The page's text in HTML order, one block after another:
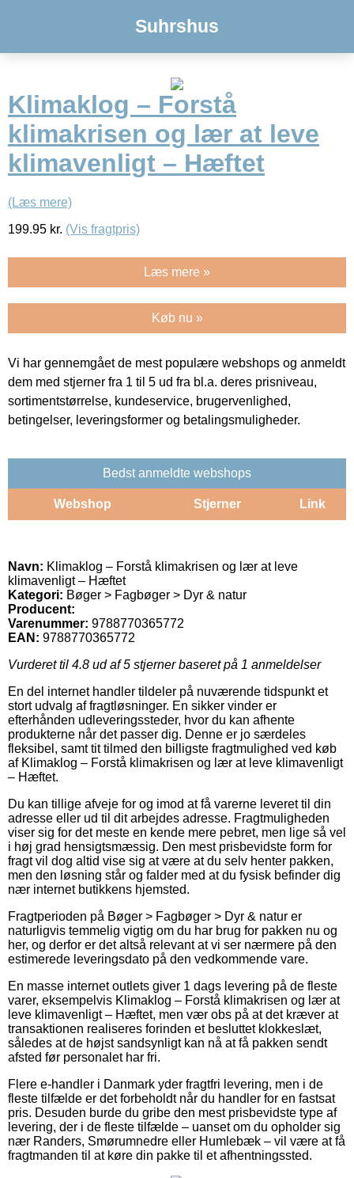
Suhrshus
Klimaklog – Forstå
klimakrisen og lær at leve
klimavenligt – Hæftet
(Læs mere)
199.95 kr. (Vis fragtpris)
Læs mere »
Køb nu »
Vi har gennemgået de mest populære webshops og anmeldt
dem med stjerner fra 1 til 5 ud fra bl.a. deres prisniveau,
sortimentstørrelse, kundeservice, brugervenlighed,
betingelser, leveringsformer og betalingsmuligheder.
Bedst anmeldte webshops
Webshop Stjerner Link
Navn: Klimaklog – Forstå klimakrisen og lær at leve
klimavenligt – Hæftet
Kategori: Bøger > Fagbøger > Dyr & natur
Producent:
Varenummer: 9788770365772
EAN: 9788770365772
Vurderet til 4.8 ud af 5 stjerner baseret på 1 anmeldelser
En del internet handler tildeler på nuværende tidspunkt et
stort udvalg af fragtløsninger. En sikker vinder er
efterhånden udleveringssteder, hvor du kan afhente
produkterne når det passer dig. Denne er jo særdeles
fleksibel, samt tit tilmed den billigste fragtmulighed ved køb
af Klimaklog – Forstå klimakrisen og lær at leve klimavenligt
– Hæftet.
Du kan tillige afveje for og imod at få varerne leveret til din
adresse eller ud til dit arbejdes adresse. Fragtmuligheden
viser sig for det meste en kende mere pebret, men lige så vel
i høj grad hensigtsmæssig. Den mest prisbevidste form for
fragt vil dog altid vise sig at være at du selv henter pakken,
men den løsning står og falder med at du fysisk befinder dig
nær internet butikkens hjemsted.
Fragtperioden på Bøger > Fagbøger > Dyr & natur er
naturligvis temmelig vigtig om du har brug for pakken nu og
her, og derfor er det altså relevant at vi ser nærmere på den
estimerede leveringsdato på den vedkommende vare.
En masse internet outlets giver 1 dags levering på de fleste
varer, eksempelvis Klimaklog – Forstå klimakrisen og lær at
leve klimavenligt – Hæftet, men vær obs på at det kræver at
transaktionen realiseres forinden et besluttet klokkeslæt,
således at de højst sandsynligt kan nå at få pakken sendt
afsted før personalet har fri.
Flere e-handler i Danmark yder fragtfri levering, men i de
fleste tilfælde er det forbeholdt når du handler for en fastsat
pris. Desuden burde du gribe den mest prisbevidste type af
levering, der i de fleste tilfælde – uanset om du opholder sig
nær Randers, Smørumnedre eller Humlebæk – vil være at få
fragtmanden til at køre din pakke til et afhentningssted.